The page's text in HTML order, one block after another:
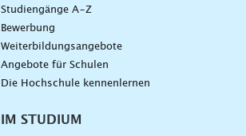
Studiengänge A–Z
Bewerbung
Weiterbildungsangebote
Angebote für Schulen
Die Hochschule kennenlernen
IM STUDIUM